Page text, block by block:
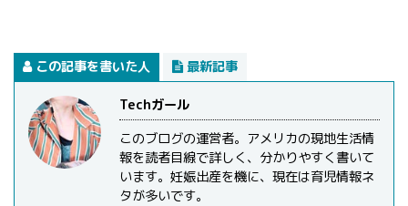
この記事を書いた人 最新記事
Techガール
このブログの運営者。アメリカの現地生活情
報を読者目線で詳しく、分かりやすく書いて
います。妊娠出産を機に、現在は育児情報ネ
タが多いです。